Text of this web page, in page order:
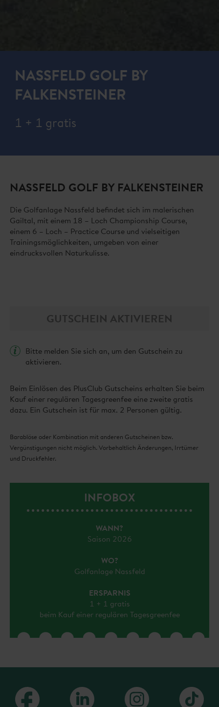
NASSFELD GOLF BY
FALKENSTEINER
1 + 1 gratis
NASSFELD GOLF BY FALKENSTEINER
Die Golfanlage Nassfeld befindet sich im malerischen
Gailtal, mit einem 18 – Loch Championship Course,
einem 6 – Loch – Practice Course und vielseitigen
Trainingsmöglichkeiten, umgeben von einer
eindrucksvollen Naturkulisse.
GUTSCHEIN AKTIVIEREN
Bitte melden Sie sich an, um den Gutschein zu
aktivieren.
Beim Einlösen des PlusClub Gutscheins erhalten Sie beim
Kauf einer regulären Tagesgreenfee eine zweite gratis
dazu. Ein Gutschein ist für max. 2 Personen gültig.
Barablöse oder Kombination mit anderen Gutscheinen bzw.
Vergünstigungen nicht möglich. Vorbehaltlich Änderungen, Irrtümer
und Druckfehler.
INFOBOX
WANN?
Saison 2026
WO?
Golfanlage Nassfeld
ERSPARNIS
1 + 1 gratis
beim Kauf einer regulären Tagesgreenfee